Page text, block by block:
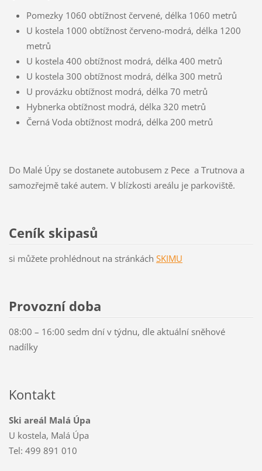
Pomezky 1060 obtížnost červené, délka 1060 metrů
U kostela 1000 obtížnost červeno-modrá, délka 1200
metrů
U kostela 400 obtížnost modrá, délka 400 metrů
U kostela 300 obtížnost modrá, délka 300 metrů
U provázku obtížnost modrá, délka 70 metrů
Hybnerka obtížnost modrá, délka 320 metrů
Černá Voda obtížnost modrá, délka 200 metrů
Do Malé Úpy se dostanete autobusem z Pece a Trutnova a
samozřejmě také autem. V blízkosti areálu je parkoviště.
Ceník skipasů
si můžete prohlédnout na stránkách SKIMU
Provozní doba
08:00 – 16:00 sedm dní v týdnu, dle aktuální sněhové
nadílky
Kontakt
Ski areál Malá Úpa
U kostela, Malá Úpa
Tel: 499 891 010